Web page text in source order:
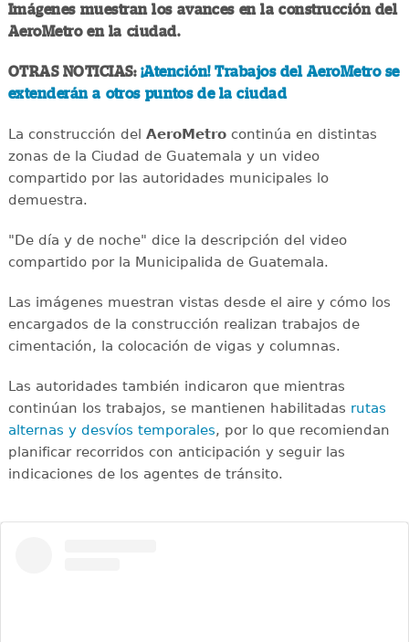
Imágenes muestran los avances en la construcción del
AeroMetro en la ciudad.
OTRAS NOTICIAS: ¡Atención! Trabajos del AeroMetro se
extenderán a otros puntos de la ciudad
La construcción del AeroMetrocontinúa en distintas
zonas de la Ciudad de Guatemala y un video
compartido por las autoridades municipales lo
demuestra.
"De día y de noche" dice la descripción del video
compartido por la Municipalida de Guatemala.
Las imágenes muestran vistas desde el aire y cómo los
encargados de la construcción realizan trabajos de
cimentación, la colocación de vigas y columnas.
Las autoridades también indicaron que mientras
continúan los trabajos, se mantienen habilitadas rutas
alternas y desvíos temporales, por lo que recomiendan
planificar recorridos con anticipación y seguir las
indicaciones de los agentes de tránsito.